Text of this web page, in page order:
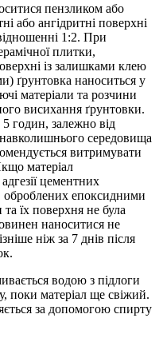
пензликом або
або ангідритні поверхні
1:2. При
плитки,
із залишками клею
ґрунтовка наноситься у
матеріали та розчини
висихання ґрунтовки.
годин, залежно від
середовища
витримувати
матеріал
цементних
оброблених епоксидними
їх поверхня не була
наноситися не
ніж за 7 днів після
водою з підлоги
поки матеріал ще свіжий.
за допомогою спирту